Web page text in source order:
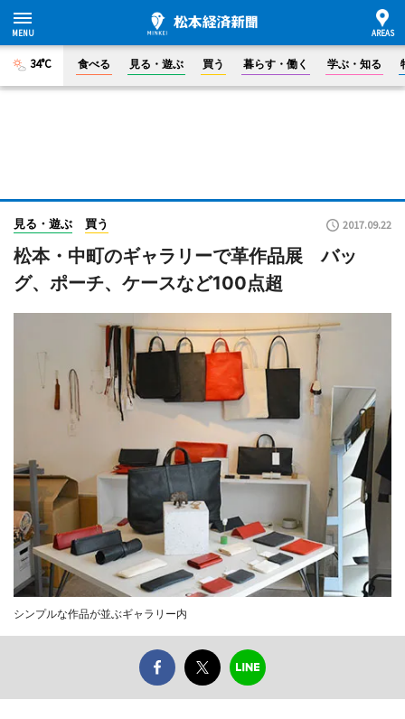
34°C 食べる 見る・遊ぶ 買う 暮らす・働く 学ぶ・知る
見る・遊ぶ 買う 2017.09.22
松本・中町のギャラリーで革作品展 バッ
グ、ポーチ、ケースなど100点超
シンプルな作品が並ぶギャラリー内